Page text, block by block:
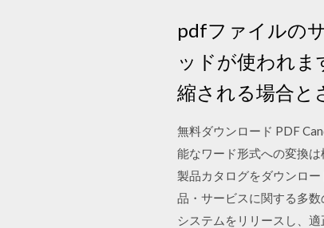
pdfファイルの
ッドが使われ
縮される場合と
無料ダウンロード PDF
能なワード形式への変換
製品カタログをダウンロ
品・サービスに関する多
システムをリリースし、